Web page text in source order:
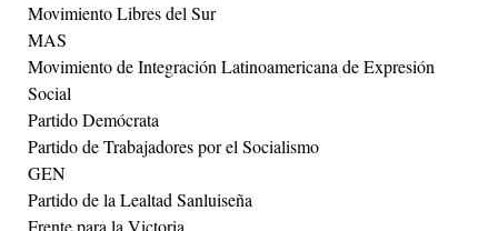
Movimiento Libres del Sur
MAS
Movimiento de Integración Latinoamericana de Expresión
Social
Partido Demócrata
Partido de Trabajadores por el Socialismo
GEN
Partido de la Lealtad Sanluiseña